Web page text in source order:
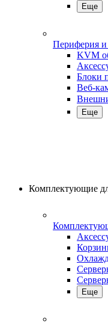
Еще
Периферия и
KVM
Блоки
Веб-
Еще
Комплектующие
Еще